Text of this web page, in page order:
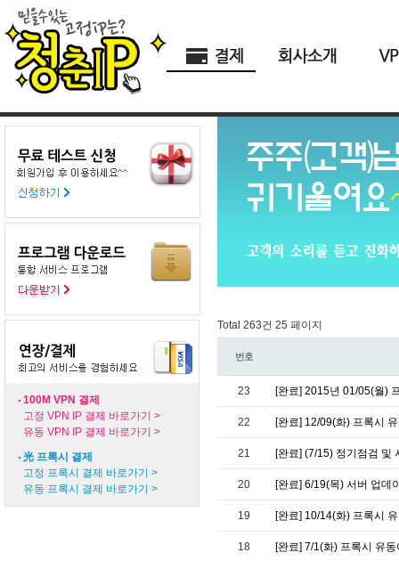
100M VPN 결제
고정 VPN IP 결제 바로가기 >
유동 VPN IP 결제 바로가기 >
光 프록시 결제
고정 프록시 결제 바로가기 >
유동 프록시 결제 바로가기 >
Total 263건 25 페이지
번호
23 [완료] 2015년 01/05(월)
22 [완료] 12/09(화) 프록시
21 [완료] (7/15) 정기점검 및
20 [완료] 6/19(목) 서버 업데
19 [완료] 10/14(화) 프록시
18 [완료] 7/1(화) 프록시 유